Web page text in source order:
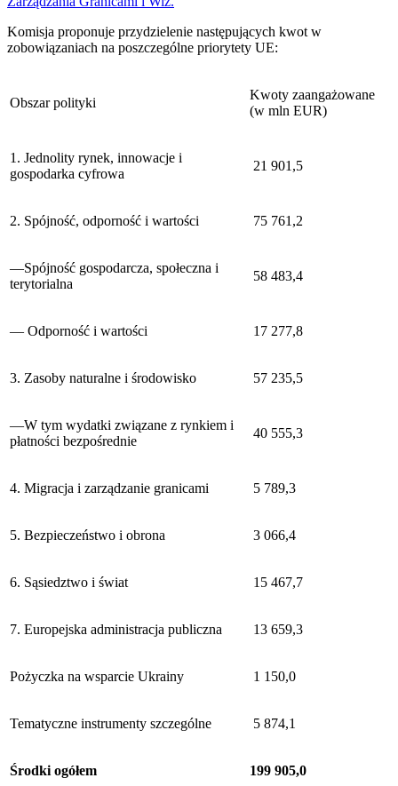
Komisja proponuje przydzielenie następujących kwot w
zobowiązaniach na poszczególne priorytety UE:
Obszar polityki
Kwoty zaangażowane
(w mln EUR)
1. Jednolity rynek, innowacje i
gospodarka cyfrowa
21 901,5
2. Spójność, odporność i wartości 75 761,2
—Spójność gospodarcza, społeczna i
terytorialna
58 483,4
— Odporność i wartości 17 277,8
3. Zasoby naturalne i środowisko 57 235,5
—W tym wydatki związane z rynkiem i
płatności bezpośrednie
40 555,3
4. Migracja i zarządzanie granicami 5 789,3
5. Bezpieczeństwo i obrona 3 066,4
6. Sąsiedztwo i świat 15 467,7
7. Europejska administracja publiczna 13 659,3
Pożyczka na wsparcie Ukrainy 1 150,0
Tematyczne instrumenty szczególne 5 874,1
Środki ogółem 199 905,0